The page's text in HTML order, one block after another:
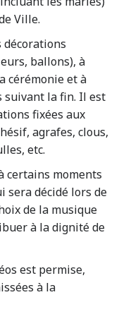
Ville.
décorations
ballons), à
cérémonie et à
suivant la fin. Il est
fixées aux
agrafes, clous,
etc.
certains moments
sera décidé lors de
de la musique
à la dignité de
est permise,
à la